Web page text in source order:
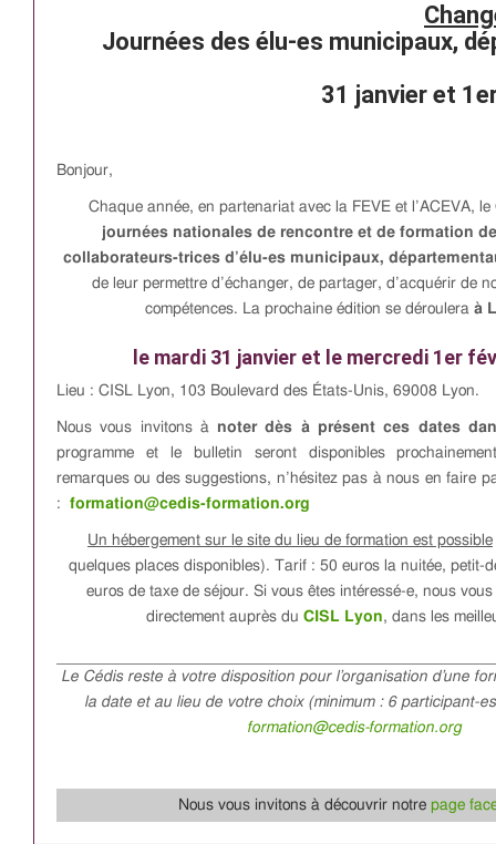
Journées des élu-es municipaux,
31 janvier et
Bonjour,
Chaque année, en partenariat avec la FEVE et l’ACEVA,
journées nationales de rencontre et de formation
collaborateurs-trices d’élu-es municipaux,
de leur permettre d’échanger, de partager, d’acquérir de
compétences. La prochaine édition se déroulera à
le mardi 31 janvier et le mercredi 1er
Lieu : CISL Lyon, 103 Boulevard des États-Unis, 69008 Lyon.
Nous vous invitons à noter dès à présent ces dates
programme et le bulletin seront disponibles
remarques ou des suggestions, n’hésitez pas à nous en faire
: formation@cedis-formation.org
Un hébergement sur le site du lieu de formation est possible
quelques places disponibles). Tarif : 50 euros la nuitée, petit-
euros de taxe de séjour. Si vous êtes intéressé-e, nous
directement auprès du CISL Lyon, dans les
Le Cédis reste à votre disposition pour l’organisation d’une
la date et au lieu de votre choix (minimum : 6 participant-
formation@cedis-formation.org
Nous vous invitons à découvrir notre page